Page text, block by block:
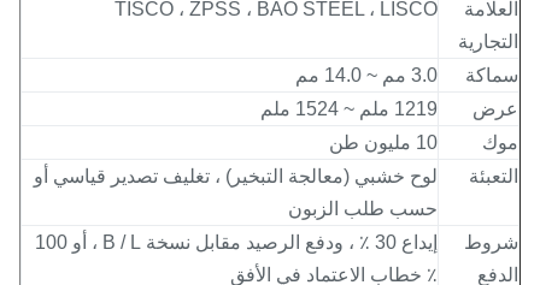
TISCO ، ZPSS ، BAO STEEL ، LISCO
3.0 مم ~ 14.0 مم
1219 ملم ~ 1524 ملم
لوح خشبي (معالجة التبخير) ، تغليف تصدير قياسي أو
حسب طلب الزبون
إيداع 30 ٪ ، ودفع الرصيد مقابل نسخة B / L ، أو 100
٪ خطاب الاعتماد في الأفق